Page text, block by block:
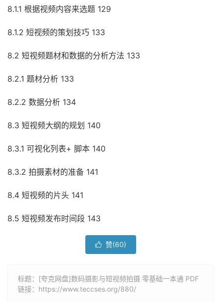
8.1.1 根据视频内容来选题 129
8.1.2 短视频的策划技巧 133
8.2 短视频题材和数据的分析方法 133
8.2.1 题材分析 133
8.2.2 数据分析 134
8.3 短视频大纲的规划 140
8.3.1 可视化列表+ 脚本 140
8.3.2 拍摄素材的准备 141
8.4 短视频的片头 141
8.5 短视频发布时间段 143
 赞(60)
标题：[夸克网盘]数码摄影与短视频拍摄 零基础一本通 PDF
链接： https://www.teccses.org/880/